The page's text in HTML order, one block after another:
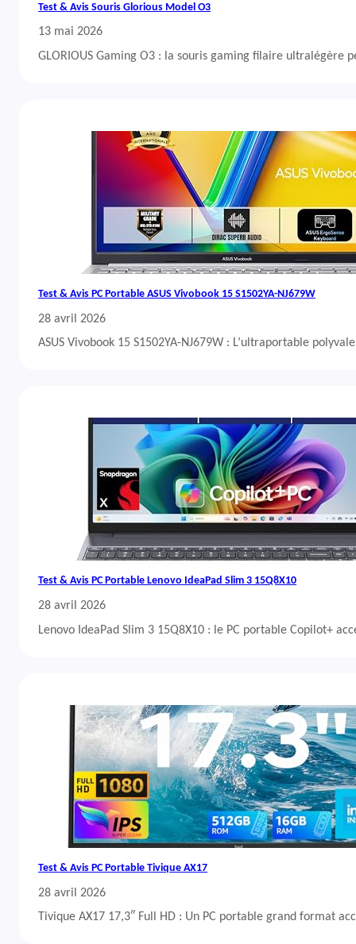
Test & Avis Souris Glorious Model O3
13 mai 2026
GLORIOUS Gaming O3 : la souris gaming filaire ultralégère
Test & Avis PC Portable ASUS Vivobook 15 S1502YA-NJ679W
28 avril 2026
ASUS Vivobook 15 S1502YA-NJ679W : L’ultraportable
Test & Avis PC Portable Lenovo IdeaPad Slim 3 15Q8X10
28 avril 2026
Lenovo IdeaPad Slim 3 15Q8X10 : le PC portable Copilot+
Test & Avis PC Portable Tivique AX17
28 avril 2026
Tivique AX17 17,3″ Full HD : Un PC portable grand format